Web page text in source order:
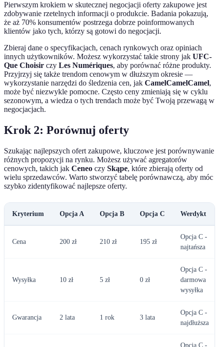
Pierwszym krokiem w skutecznej negocjacji oferty zakupowe jest
zdobywanie rzetelnych informacji o produkcie. Badania pokazują,
że aż 70% konsumentów postrzega dobrze poinformowanych
klientów jako tych, którzy są gotowi do negocjacji.
Zbieraj dane o specyfikacjach, cenach rynkowych oraz opiniach
innych użytkowników. Możesz wykorzystać takie strony jak UFC-
Que Choisir czy Les Numériques, aby porównać różne produkty.
Przyjrzyj się także trendom cenowym w dłuższym okresie —
wykorzystanie narzędzi do śledzenia cen, jak CamelCamelCamel,
może być niezwykle pomocne. Często ceny zmieniają się w cyklu
sezonowym, a wiedza o tych trendach może być Twoją przewagą w
negocjacjach.
Krok 2: Porównuj oferty
Szukając najlepszych ofert zakupowe, kluczowe jest porównywanie
różnych propozycji na rynku. Możesz używać agregatorów
cenowych, takich jak Ceneo czy Skąpe, które zbierają oferty od
wielu sprzedawców. Warto stworzyć tabelę porównawczą, aby móc
szybko zidentyfikować najlepsze oferty.
Kryterium Opcja A Opcja B Opcja C Werdykt
Cena 200 zł 210 zł 195 zł
Opcja C -
najtańsza
Wysyłka 10 zł 5 zł 0 zł
Opcja C -
darmowa
wysyłka
Gwarancja 2 lata 1 rok 3 lata
Opcja C -
najdłuższa
Opcja C -